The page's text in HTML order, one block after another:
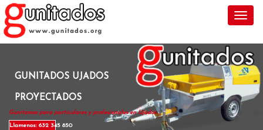
GUNITADOS UJADOS
PROYECTADOS
Gunitamos para particulares y profesionales en Ujados .
Llamenos: 632 345 850